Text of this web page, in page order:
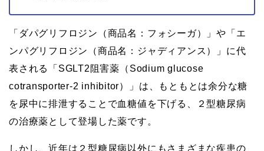
「ダパグリフロジン（商品名：フォシーガ）」や「エ
ンパグリフロジン（商品名：ジャディアンス）」に代
表される「SGLT2阻害薬（Sodium glucose
cotransporter-2 inhibitor）」は、もともとは余分な糖
を尿中に排泄することで血糖値を下げる、２型糖尿病
の治療薬として登場した薬です。
しかし、近年は２型糖尿病以外にもさまざまな疾患の